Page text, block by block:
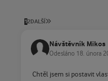
12DALŠÍ
Návštěvník Mikos
Odesláno 18. února
Chtěl jsem si postavit